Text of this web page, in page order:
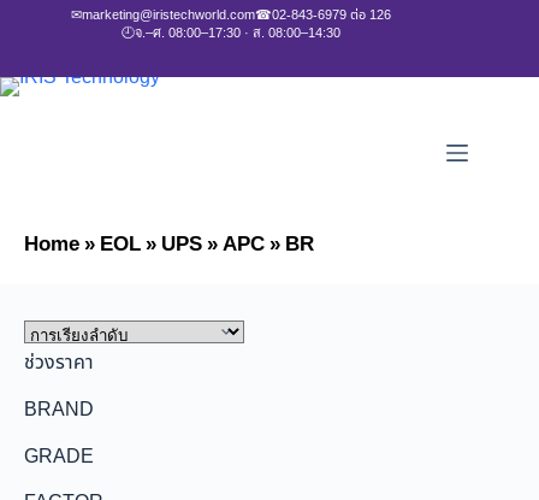
✉marketing@iristechworld.com☎02-843-6979 ต่อ 126
🕘จ.–ศ. 08:00–17:30 · ส. 08:00–14:30
Home»EOL»UPS»APC»BR
ช่วงราคา
BRAND
GRADE